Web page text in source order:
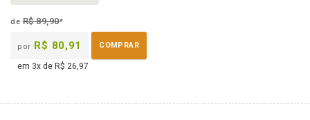
deR$ 89,90*
por R$ 80,91 COMPRAR
em 3x de R$ 26,97